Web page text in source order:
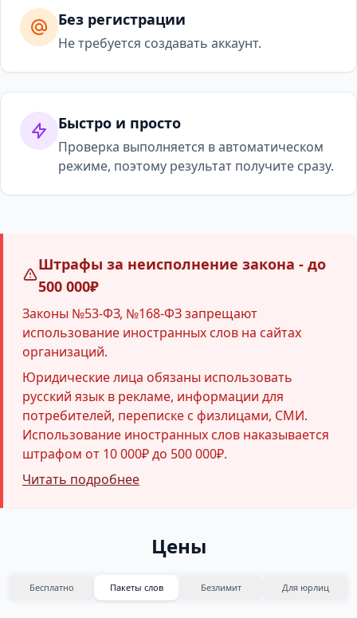
Без регистрации
Не требуется создавать аккаунт.
Быстро и просто
Проверка выполняется в автоматическом
режиме, поэтому результат получите сразу.
Штрафы за неисполнение закона - до
500 000₽
Законы №53-ФЗ, №168-ФЗ запрещают
использование иностранных слов на сайтах
организаций.
Юридические лица обязаны использовать
русский язык в рекламе, информации для
потребителей, переписке с физлицами, СМИ.
Использование иностранных слов наказывается
штрафом от 10 000₽ до 500 000₽.
Читать подробнее
Цены
Бесплатно Пакеты слов Безлимит Для юрлиц